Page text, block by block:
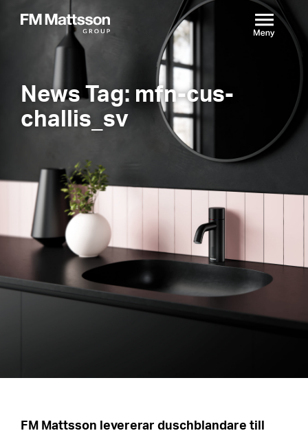
News Tag: mfn-cus-
challis_sv
FM Mattsson levererar duschblandare till